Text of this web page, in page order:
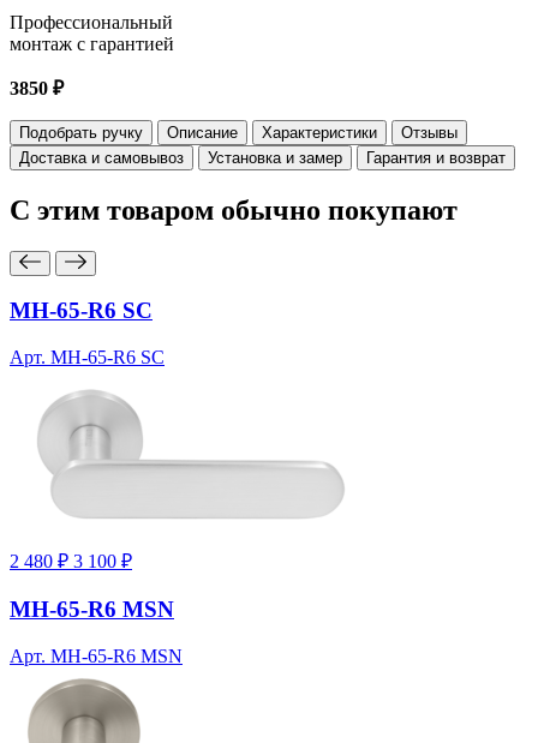
Профессиональный
монтаж с гарантией
3850 ₽
Подобрать ручку Описание Характеристики
Отзывы
Доставка и самовывоз
Установка и замер Гарантия и возврат
С этим товаром обычно покупают
MH-65-R6 SC
Арт. MH-65-R6 SC
2 480 ₽ 3 100 ₽
MH-65-R6 MSN
Арт. MH-65-R6 MSN